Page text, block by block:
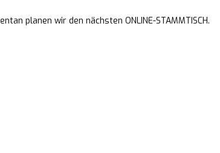
planen wir den nächsten ONLINE-STAMMTISCH.